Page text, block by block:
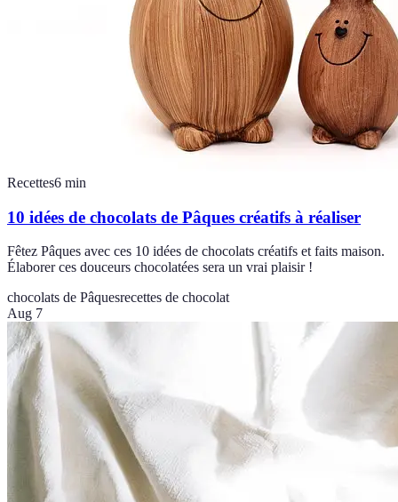
Recettes6 min
10 idées de chocolats de Pâques créatifs à réaliser
Fêtez Pâques avec ces 10 idées de chocolats créatifs et faits maison.
Élaborer ces douceurs chocolatées sera un vrai plaisir !
chocolats de Pâquesrecettes de chocolat
Aug 7